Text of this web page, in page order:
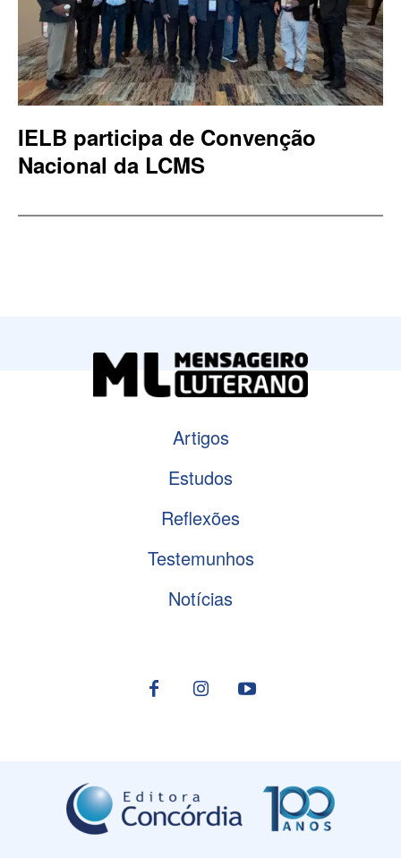
IELB participa de Convenção
Nacional da LCMS
Artigos
Estudos
Reflexões
Testemunhos
Notícias